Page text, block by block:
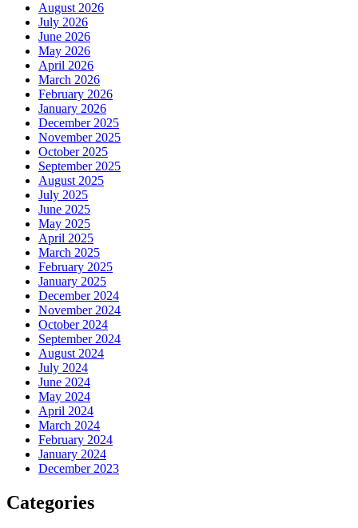
August 2026
July 2026
June 2026
May 2026
April 2026
March 2026
February 2026
January 2026
December 2025
November 2025
October 2025
September 2025
August 2025
July 2025
June 2025
May 2025
April 2025
March 2025
February 2025
January 2025
December 2024
November 2024
October 2024
September 2024
August 2024
July 2024
June 2024
May 2024
April 2024
March 2024
February 2024
January 2024
December 2023
Categories